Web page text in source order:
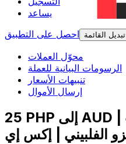
يساعد
احصل على التطبيق
تبديل القائمة
محوّل العملات
الرسومات البيانية للعملة
تنبيهات الأسعار
إرسال الأموال
25 PHP إلى AUD | حوِّل - إلى عملات